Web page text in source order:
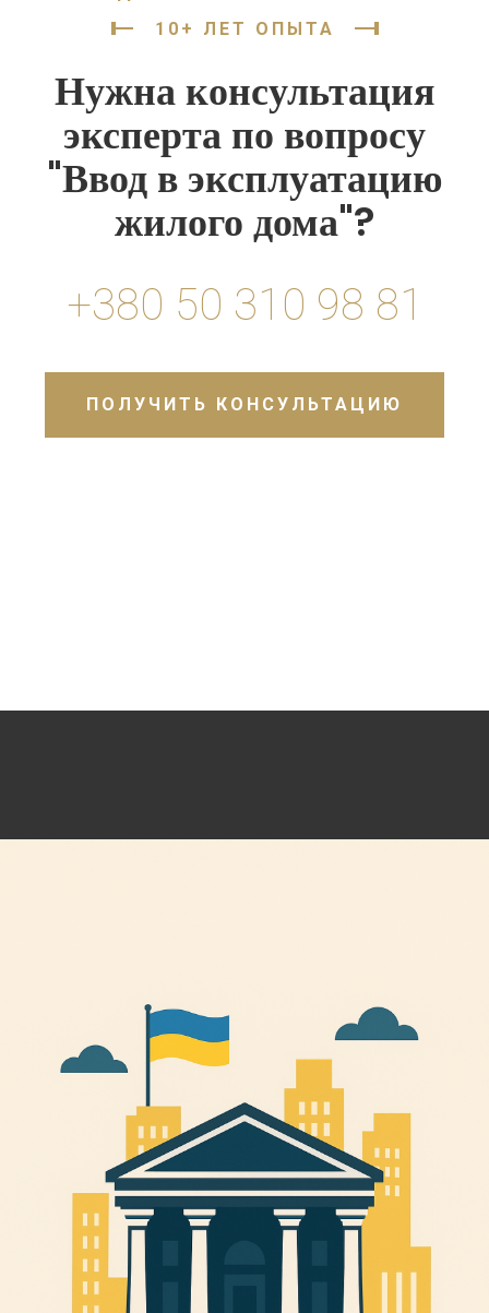
10+ ЛЕТ ОПЫТА
Нужна консультация
эксперта по вопросу
"Ввод в эксплуатацию
жилого дома"?
+380 50 310 98 81
ПОЛУЧИТЬ КОНСУЛЬТАЦИЮ